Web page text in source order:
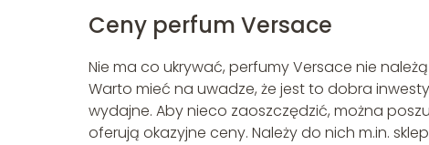
Ceny perfum Versace
Nie ma co ukrywać, perfumy Versace nie
Warto mieć na uwadze, że jest to dobra
wydajne. Aby nieco zaoszczędzić, można
oferują okazyjne ceny. Należy do nich m.in.